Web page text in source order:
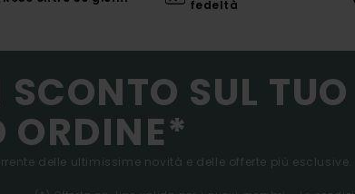
fedeltà
SUL TUO
ORDINE*
delle ultimissime novità e delle offerte più esclusive.